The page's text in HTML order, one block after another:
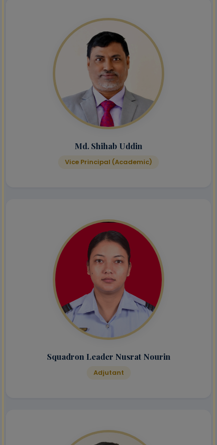
Md. Shihab Uddin
Vice Principal (Academic)
Squadron Leader Nusrat Nourin
Adjutant